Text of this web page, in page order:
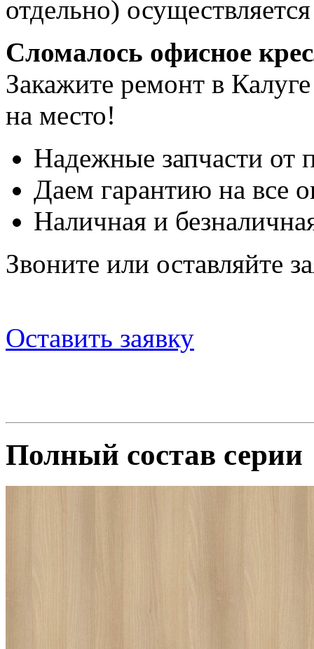
отдельно)
Сломалось офисное
Закажите ремонт в
на место!
Надежные запчасти от
Даем гарантию на все
Наличная и
Звоните или оставляйте
Оставить заявку
Полный состав серии